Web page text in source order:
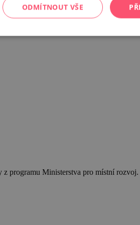
programu Ministerstva pro místní rozvoj.
ODMÍTNOUT VŠE